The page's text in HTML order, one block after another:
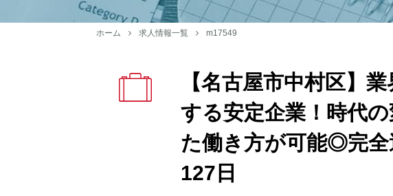
ホーム 求人情報一覧 m17549
【名古屋市中村区】
する安定企業！時代
た働き方が可能◎完全
127日